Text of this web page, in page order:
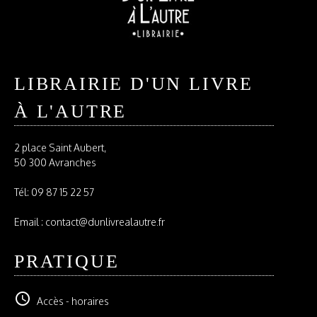
LIBRAIRIE D'UN LIVRE
À L'AUTRE
2 place Saint Aubert,
50 300 Avranches
Tél: 09 87 15 22 57
Email : contact@dunlivrealautre.fr
PRATIQUE
schedule Accès - horaires